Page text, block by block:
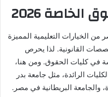
2026
الخيارات التعليمية المميزة
القانونية. لذا يحرص
في كليات الحقوق. ومن هنا،
الرائدة، مثل جامعة بدر
والجامعة البريطانية في مصر.